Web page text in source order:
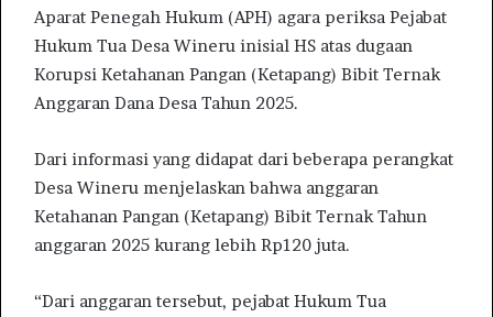
Aparat Penegah Hukum (APH) agara periksa Pejabat
Hukum Tua Desa Wineru inisial HS atas dugaan
Korupsi Ketahanan Pangan (Ketapang) Bibit Ternak
Anggaran Dana Desa Tahun 2025.
Dari informasi yang didapat dari beberapa perangkat
Desa Wineru menjelaskan bahwa anggaran
Ketahanan Pangan (Ketapang) Bibit Ternak Tahun
anggaran 2025 kurang lebih Rp120 juta.
“Dari anggaran tersebut, pejabat Hukum Tua